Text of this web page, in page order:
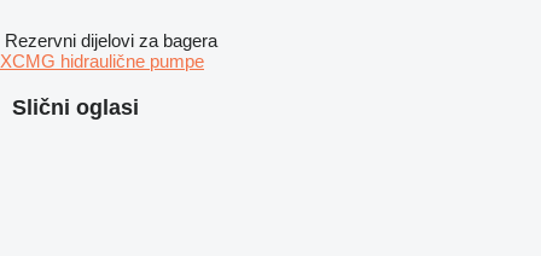
Slični oglasi
Rezervni dijelovi za bagerа
XCMG hidraulične pumpe